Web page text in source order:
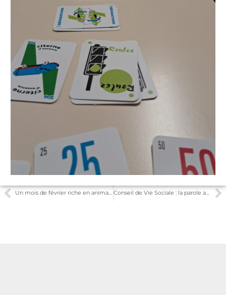
Un mois de février riche en animations aux Faïenciers Conseil de Vie Sociale : la parole aux résidents, familles et professionnels